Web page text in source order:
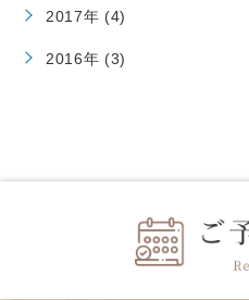
2017年 (4)
2016年 (3)